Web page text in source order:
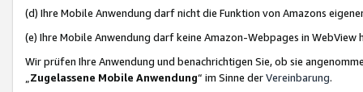
(d) Ihre Mobile Anwendung darf nicht die Funktion von Amazons
(e) Ihre Mobile Anwendung darf keine Amazon-Webpages in WebView
Wir prüfen Ihre Anwendung und benachrichtigen Sie, ob sie
„Zugelassene Mobile Anwendung“ im Sinne derVereinbarung.